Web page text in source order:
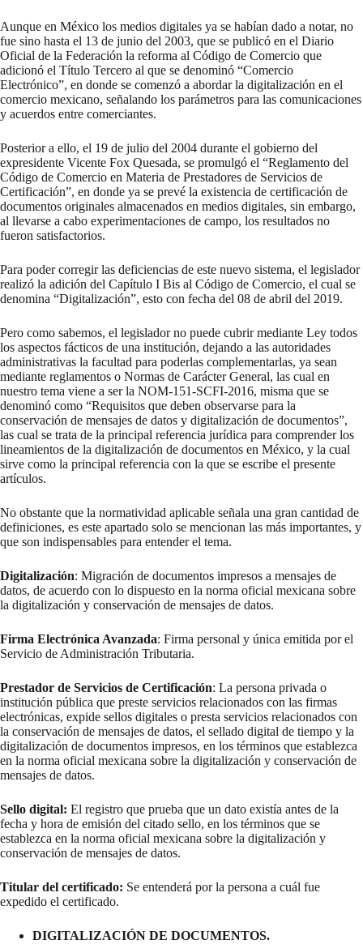
Aunque en México los medios digitales ya se habían dado a notar, no
fue sino hasta el 13 de junio del 2003, que se publicó en el Diario
Oficial de la Federación la reforma al Código de Comercio que
adicionó el Título Tercero al que se denominó “Comercio
Electrónico”, en donde se comenzó a abordar la digitalización en el
comercio mexicano, señalando los parámetros para las comunicaciones
y acuerdos entre comerciantes.
Posterior a ello, el 19 de julio del 2004 durante el gobierno del
expresidente Vicente Fox Quesada, se promulgó el “Reglamento del
Código de Comercio en Materia de Prestadores de Servicios de
Certificación”, en donde ya se prevé la existencia de certificación de
documentos originales almacenados en medios digitales, sin embargo,
al llevarse a cabo experimentaciones de campo, los resultados no
fueron satisfactorios.
Para poder corregir las deficiencias de este nuevo sistema, el legislador
realizó la adición del Capítulo I Bis al Código de Comercio, el cual se
denomina “Digitalización”, esto con fecha del 08 de abril del 2019.
Pero como sabemos, el legislador no puede cubrir mediante Ley todos
los aspectos fácticos de una institución, dejando a las autoridades
administrativas la facultad para poderlas complementarlas, ya sean
mediante reglamentos o Normas de Carácter General, las cual en
nuestro tema viene a ser la NOM-151-SCFI-2016, misma que se
denominó como “Requisitos que deben observarse para la
conservación de mensajes de datos y digitalización de documentos”,
las cual se trata de la principal referencia jurídica para comprender los
lineamientos de la digitalización de documentos en México, y la cual
sirve como la principal referencia con la que se escribe el presente
artículos.
No obstante que la normatividad aplicable señala una gran cantidad de
definiciones, es este apartado solo se mencionan las más importantes, y
que son indispensables para entender el tema.
Digitalización: Migración de documentos impresos a mensajes de
datos, de acuerdo con lo dispuesto en la norma oficial mexicana sobre
la digitalización y conservación de mensajes de datos.
Firma Electrónica Avanzada: Firma personal y única emitida por el
Servicio de Administración Tributaria.
Prestador de Servicios de Certificación: La persona privada o
institución pública que preste servicios relacionados con las firmas
electrónicas, expide sellos digitales o presta servicios relacionados con
la conservación de mensajes de datos, el sellado digital de tiempo y la
digitalización de documentos impresos, en los términos que establezca
en la norma oficial mexicana sobre la digitalización y conservación de
mensajes de datos.
Sello digital: El registro que prueba que un dato existía antes de la
fecha y hora de emisión del citado sello, en los términos que se
establezca en la norma oficial mexicana sobre la digitalización y
conservación de mensajes de datos.
Titular del certificado: Se entenderá por la persona a cuál fue
expedido el certificado.
DIGITALIZACIÓN DE DOCUMENTOS.